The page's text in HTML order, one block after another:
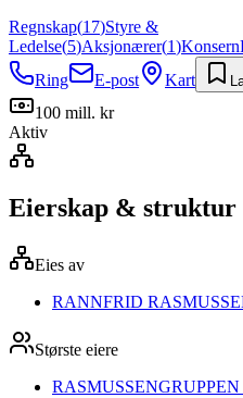
Regnskap(17)Styre &
Ledelse(5)Aksjonærer(1)Konsern
Ring
E-post Kart
100 mill. kr
Aktiv
Eierskap & struktur
Eies av
RANNFRID
Største eiere
RASMUSSENGRUPPEN